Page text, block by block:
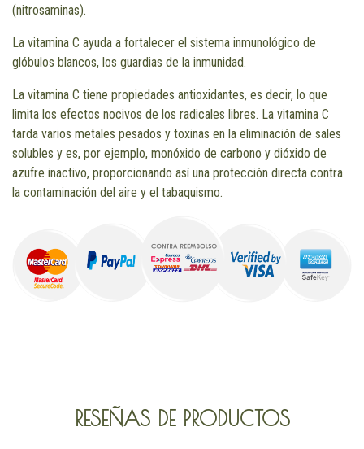
(nitrosaminas).
La vitamina C ayuda a fortalecer el sistema inmunológico de
glóbulos blancos, los guardias de la inmunidad.
La vitamina C tiene propiedades antioxidantes, es decir, lo que
limita los efectos nocivos de los radicales libres. La vitamina C
tarda varios metales pesados y toxinas en la eliminación de sales
solubles y es, por ejemplo, monóxido de carbono y dióxido de
azufre inactivo, proporcionando así una protección directa contra
la contaminación del aire y el tabaquismo.
RESEÑAS DE PRODUCTOS